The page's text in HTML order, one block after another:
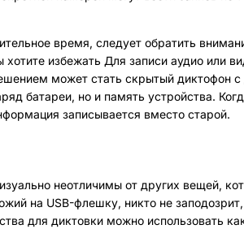
время, следует обратить
хотите избежать Для записи аудио или
может стать скрытый диктофон
батареи, но и память устройства.
записывается вместо старой.
неотличимы от других вещей,
на USB-флешку, никто не
для диктовки можно